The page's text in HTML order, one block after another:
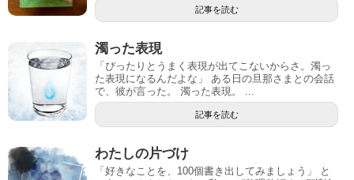
記事を読む
濁った表現
「ぴったりとうまく表現が出てこないからさ。濁っ
た表現になるんだよな」 ある日の旦那さまとの会話
で、彼が言った。 濁った表現。 ...
記事を読む
わたしの片づけ
「好きなことを、100個書き出してみましょう」 と